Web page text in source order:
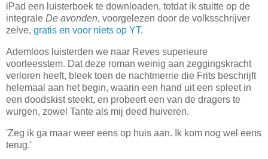
iPad een luisterboek te downloaden, totdat ik stuitte op de
integrale De avonden, voorgelezen door de volksschrijver
zelve, gratis en voor niets op YT.
Ademloos luisterden we naar Reves superieure
voorleesstem. Dat deze roman weinig aan zeggingskracht
verloren heeft, bleek toen de nachtmerrie die Frits beschrijft
helemaal aan het begin, waarin een hand uit een spleet in
een doodskist steekt, en probeert een van de dragers te
wurgen, zowel Tante als mij deed huiveren.
'Zeg ik ga maar weer eens op huis aan. Ik kom nog wel eens
terug.'